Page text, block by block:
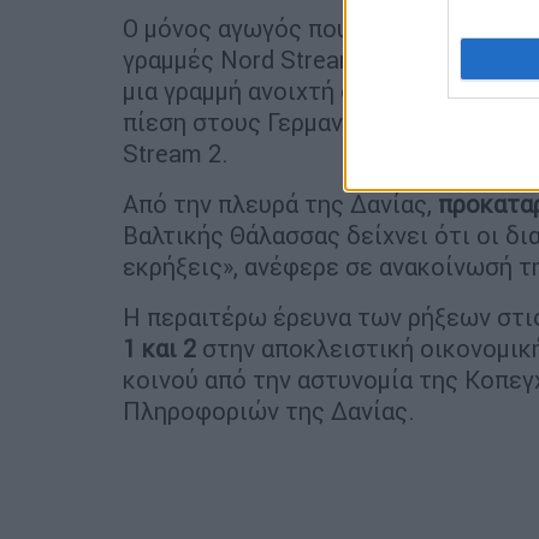
Ο μόνος αγωγός που δεν έπαθε
γραμμές Nord Stream 2. Ορισμένοι
μια γραμμή ανοιχτή στην ύποπτη
πίεση στους Γερμανούς πολιτικούς
Stream 2.
Από την πλευρά της Δανίας,
Βαλτικής Θάλασσας δείχνει ότι οι
εκρήξεις», ανέφερε σε ανακοίνωσή
Η περαιτέρω έρευνα των ρήξεων
1 και 2 στην αποκλειστική
κοινού από την αστυνομία της
Πληροφοριών της Δανίας.